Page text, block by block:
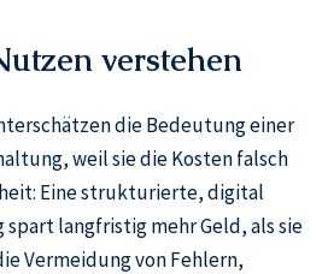
verstehen
die Bedeutung einer
weil sie die Kosten falsch
Eine strukturierte, digital
langfristig mehr Geld, als sie
Vermeidung von Fehlern,